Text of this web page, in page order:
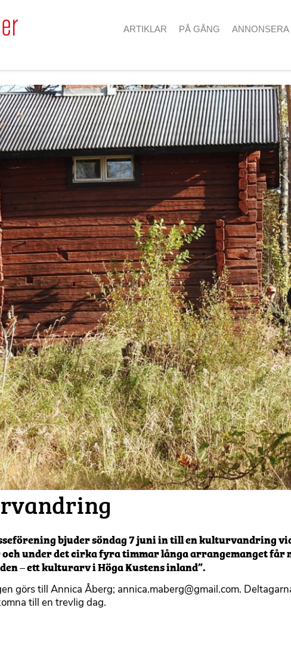
ARTIKLAR PÅ GÅNG ANNONSERA
bjuder söndag 7 juni in till en kulturvandring
under det cirka fyra timmar långa arrangemanget får
– ett kulturarv i Höga Kustens inland”.
görs till Annica Åberg; annica.maberg@gmail.com.
till en trevlig dag.